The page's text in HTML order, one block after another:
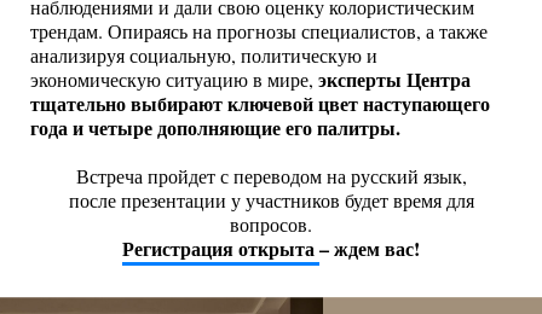
наблюдениями и дали свою оценку колористическим
трендам. Опираясь на прогнозы специалистов, а также
анализируя социальную, политическую и
экономическую ситуацию в мире, эксперты Центра
тщательно выбирают ключевой цвет наступающего
года и четыре дополняющие его палитры.
Встреча пройдет с переводом на русский язык,
после презентации у участников будет время для
вопросов.
Регистрация открыта– ждем вас!